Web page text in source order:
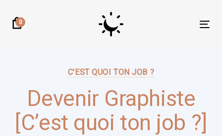
links
0
C'EST QUOI TON JOB ?
Devenir Graphiste
[C’est quoi ton job ?]